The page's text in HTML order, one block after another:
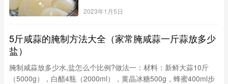
2023年1月5日
5斤咸蒜的腌制方法大全（家常腌咸蒜一斤蒜放多少
盐）
腌制咸蒜放多少水,盐怎么个比例?做法一：材料：新鲜大蒜10斤
（5000g），白醋4瓶（2000ml），黄晶冰糖500g，蜂蜜400ml步